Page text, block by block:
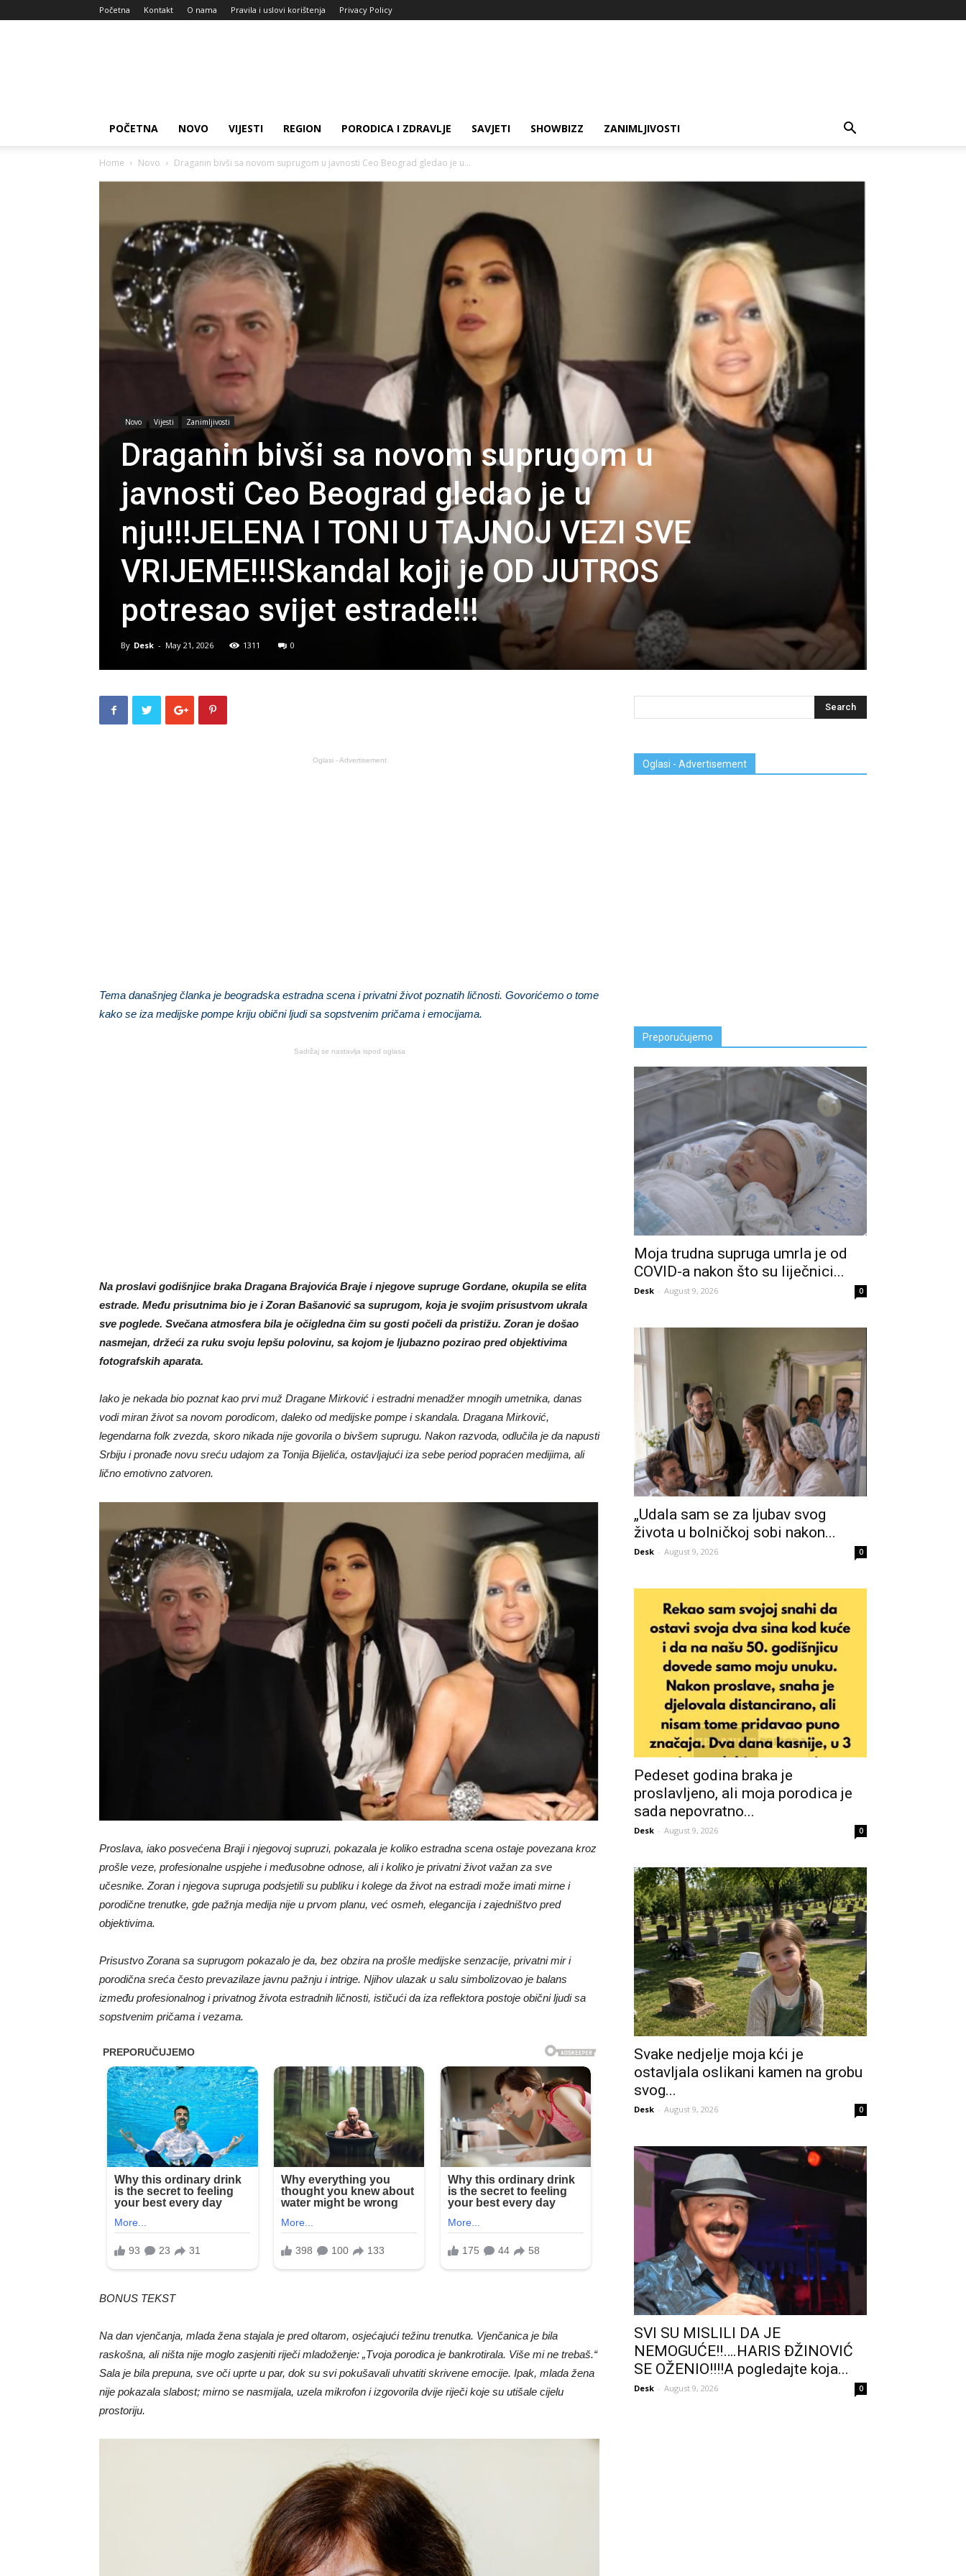
Početna Kontakt O nama Pravila i uslovi korištenja Privacy Policy
POČETNA NOVO VIJESTI REGION PORODICA I ZDRAVLJE SAVJETI SHOWBIZZ ZANIMLJIVOSTI
Home Novo Draganin bivši sa novom suprugom u javnosti Ceo Beograd gledao je u...
Novo Vijesti Zanimljivosti
Draganin bivši sa novom suprugom u
javnosti Ceo Beograd gledao je u
nju!!!JELENA I TONI U TAJNOJ VEZI SVE
VRIJEME!!!Skandal koji je OD JUTROS
potresao svijet estrade!!!
By Desk - May 21, 2026 1311 0
Oglasi - Advertisement
Tema današnjeg članka je beogradska estradna scena i privatni život poznatih ličnosti. Govorićemo o tome
kako se iza medijske pompe kriju obični ljudi sa sopstvenim pričama i emocijama.
Sadržaj se nastavlja ispod oglasa
Na proslavi godišnjice braka Dragana Brajovića Braje i njegove supruge Gordane, okupila se elita
estrade. Među prisutnima bio je i Zoran Bašanović sa suprugom, koja je svojim prisustvom ukrala
sve poglede. Svečana atmosfera bila je očigledna čim su gosti počeli da pristižu. Zoran je došao
nasmejan, držeći za ruku svoju lepšu polovinu, sa kojom je ljubazno pozirao pred objektivima
fotografskih aparata.
Iako je nekada bio poznat kao prvi muž Dragane Mirković i estradni menadžer mnogih umetnika, danas
vodi miran život sa novom porodicom, daleko od medijske pompe i skandala. Dragana Mirković,
legendarna folk zvezda, skoro nikada nije govorila o bivšem suprugu. Nakon razvoda, odlučila je da napusti
Srbiju i pronađe novu sreću udajom za Tonija Bijelića, ostavljajući iza sebe period popraćen medijima, ali
lično emotivno zatvoren.
Proslava, iako posvećena Braji i njegovoj supruzi, pokazala je koliko estradna scena ostaje povezana kroz
prošle veze, profesionalne uspjehe i međusobne odnose, ali i koliko je privatni život važan za sve
učesnike. Zoran i njegova supruga podsjetili su publiku i kolege da život na estradi može imati mirne i
porodične trenutke, gde pažnja medija nije u prvom planu, već osmeh, elegancija i zajedništvo pred
objektivima.
Prisustvo Zorana sa suprugom pokazalo je da, bez obzira na prošle medijske senzacije, privatni mir i
porodična sreća često prevazilaze javnu pažnju i intrigе. Njihov ulazak u salu simbolizovao je balans
između profesionalnog i privatnog života estradnih ličnosti, ističući da iza reflektora postoje obični ljudi sa
sopstvenim pričama i vezama.
BONUS TEKST
Na dan vjenčanja, mlada žena stajala je pred oltarom, osjećajući težinu trenutka. Vjenčanica je bila
raskošna, ali ništa nije moglo zasjeniti riječi mladoženje: „Tvoja porodica je bankrotirala. Više mi ne trebaš.“
Sala je bila prepuna, sve oči uprte u par, dok su svi pokušavali uhvatiti skrivene emocije. Ipak, mlada žena
nije pokazala slabost; mirno se nasmijala, uzela mikrofon i izgovorila dvije riječi koje su utišale cijelu
prostoriju.
Oglasi - Advertisement
Preporučujemo
Moja trudna supruga umrla je od
COVID-a nakon što su liječnici...
Desk - August 9, 2026 0
„Udala sam se za ljubav svog
života u bolničkoj sobi nakon...
Desk - August 9, 2026 0
Pedeset godina braka je
proslavljeno, ali moja porodica je
sada nepovratno...
Desk - August 9, 2026 0
Svake nedjelje moja kći je
ostavljala oslikani kamen na grobu
svog...
Desk - August 9, 2026 0
SVI SU MISLILI DA JE
NEMOGUĆE!!….HARIS ĐŽINOVIĆ
SE OŽENIO!!!!A pogledajte koja...
Desk - August 9, 2026 0